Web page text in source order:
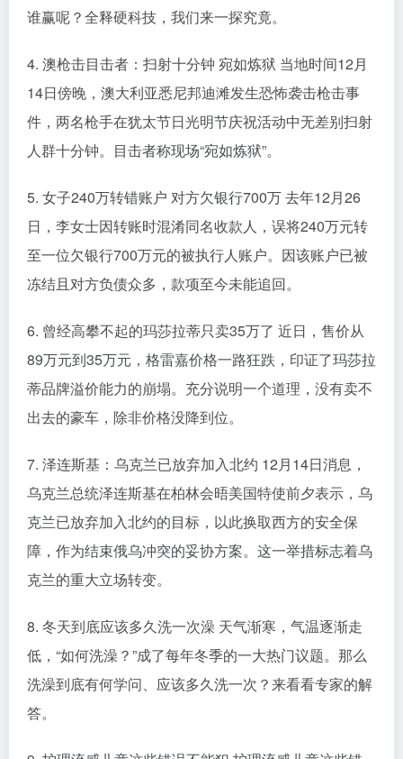
谁赢呢？全释硬科技，我们来一探究竟。
4. 澳枪击目击者：扫射十分钟 宛如炼狱 当地时间12月
14日傍晚，澳大利亚悉尼邦迪滩发生恐怖袭击枪击事
件，两名枪手在犹太节日光明节庆祝活动中无差别扫射
人群十分钟。目击者称现场“宛如炼狱”。
5. 女子240万转错账户 对方欠银行700万 去年12月26
日，李女士因转账时混淆同名收款人，误将240万元转
至一位欠银行700万元的被执行人账户。因该账户已被
冻结且对方负债众多，款项至今未能追回。
6. 曾经高攀不起的玛莎拉蒂只卖35万了 近日，售价从
89万元到35万元，格雷嘉价格一路狂跌，印证了玛莎拉
蒂品牌溢价能力的崩塌。充分说明一个道理，没有卖不
出去的豪车，除非价格没降到位。
7. 泽连斯基：乌克兰已放弃加入北约 12月14日消息，
乌克兰总统泽连斯基在柏林会晤美国特使前夕表示，乌
克兰已放弃加入北约的目标，以此换取西方的安全保
障，作为结束俄乌冲突的妥协方案。这一举措标志着乌
克兰的重大立场转变。
8. 冬天到底应该多久洗一次澡 天气渐寒，气温逐渐走
低，“如何洗澡？”成了每年冬季的一大热门议题。那么
洗澡到底有何学问、应该多久洗一次？来看看专家的解
答。